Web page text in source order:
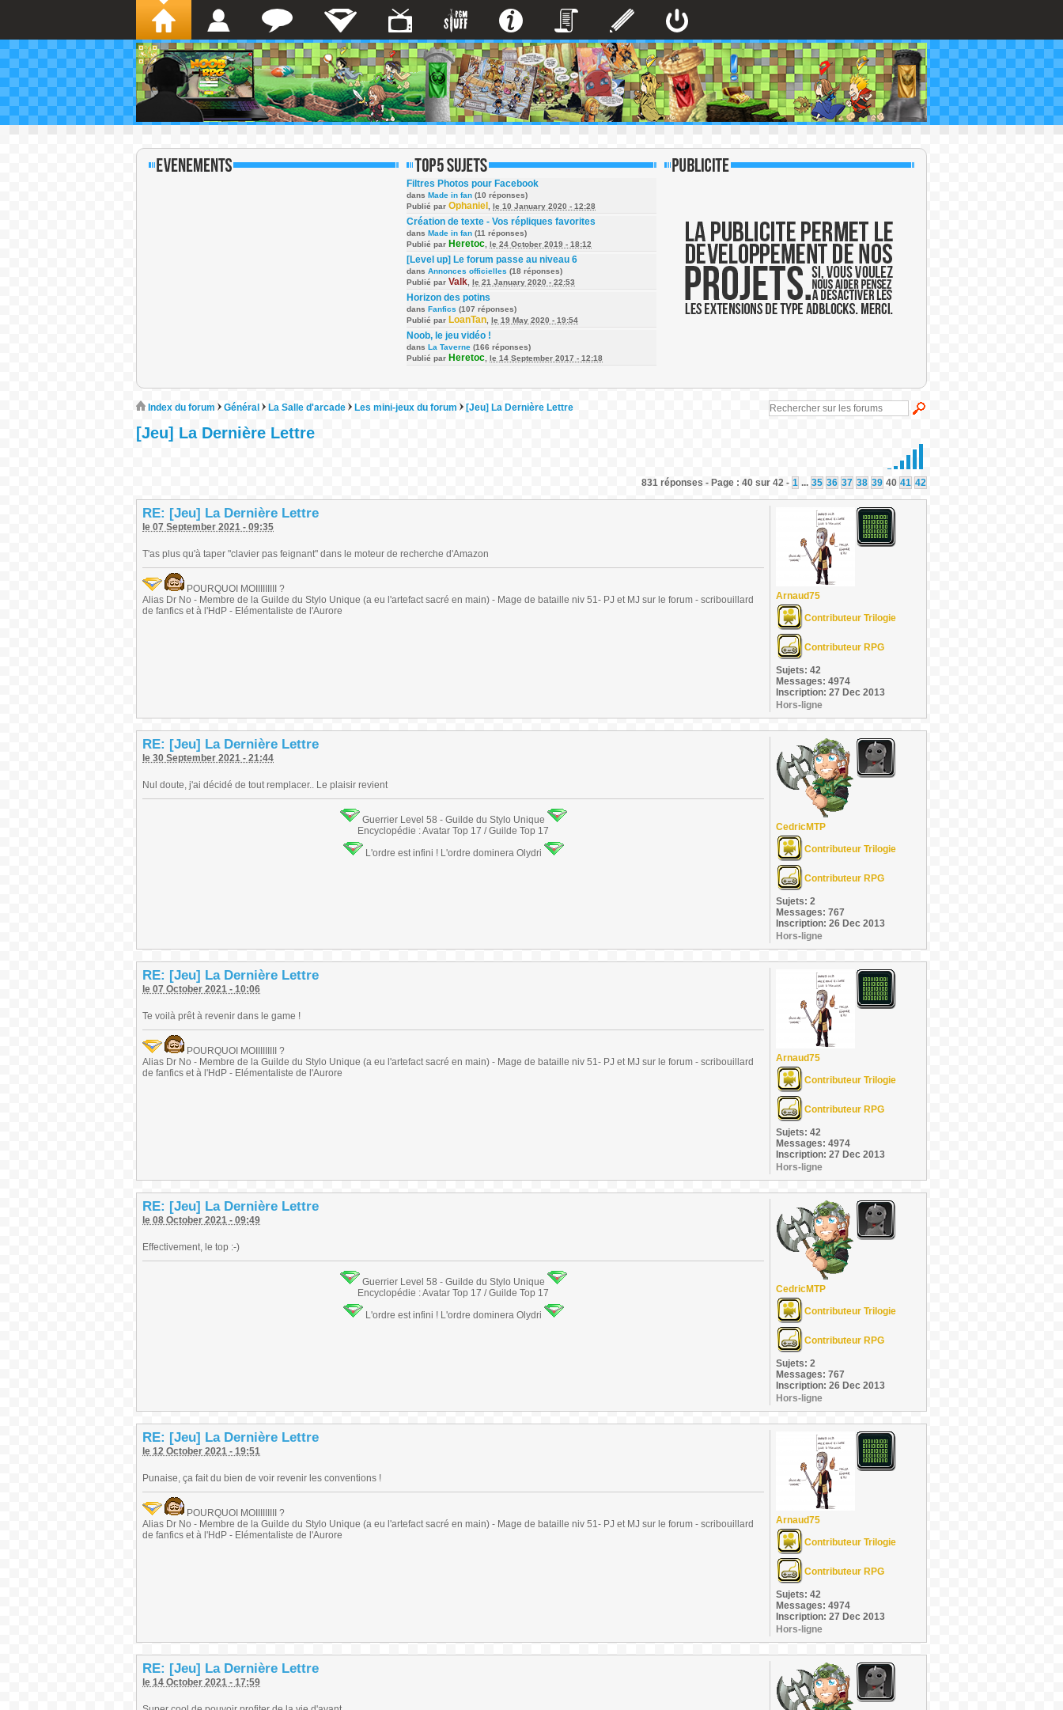
Filtres Photos pour Facebook
dans Made in fan (10 réponses)
Publié par Ophaniel le 10 January 2020 - 12:28
Création de texte - Vos répliques favorites
dans Made in fan (11 réponses)
Publié par Heretoc le 24 October 2019 - 18:12
[Level up] Le forum passe au niveau 6
dans Annonces officielles (18 réponses)
Publié par Valk le 21 January 2020 - 22:53
Horizon des potins
dans Fanfics (107 réponses)
Publié par LoanTan le 19 May 2020 - 19:54
Noob, le jeu vidéo !
dans La Taverne (166 réponses)
Publié par Heretoc le 14 September 2017 - 12:18
Index du forum Général La Salle d'arcade Les mini-jeux du forum [Jeu] La Dernière Lettre
[Jeu] La Dernière Lettre
831 réponses - Page : 40 sur 42 - 1 ... 35 36 37 38 39 40 41 42
RE: [Jeu] La Dernière Lettre
le 07 September 2021 - 09:35
T'as plus qu'à taper "clavier pas feignant" dans le moteur de recherche d'Amazon
POURQUOI MOIIIIIIIII ?
Alias Dr No - Membre de la Guilde du Stylo Unique (a eu l'artefact sacré en main) - Mage de bataille niv 51- PJ et MJ sur le forum - scribouillard
de fanfics et à l'HdP - Elémentaliste de l'Aurore
Arnaud75
Contributeur Trilogie
Contributeur RPG
Sujets: 42
Messages: 4974
Inscription: 27 Dec 2013
Hors-ligne
RE: [Jeu] La Dernière Lettre
le 30 September 2021 - 21:44
Nul doute, j'ai décidé de tout remplacer.. Le plaisir revient
Guerrier Level 58 - Guilde du Stylo Unique
Encyclopédie : Avatar Top 17 / Guilde Top 17
L'ordre est infini ! L'ordre dominera Olydri
CedricMTP
Contributeur Trilogie
Contributeur RPG
Sujets: 2
Messages: 767
Inscription: 26 Dec 2013
Hors-ligne
RE: [Jeu] La Dernière Lettre
le 07 October 2021 - 10:06
Te voilà prêt à revenir dans le game !
POURQUOI MOIIIIIIIII ?
Alias Dr No - Membre de la Guilde du Stylo Unique (a eu l'artefact sacré en main) - Mage de bataille niv 51- PJ et MJ sur le forum - scribouillard
de fanfics et à l'HdP - Elémentaliste de l'Aurore
Arnaud75
Contributeur Trilogie
Contributeur RPG
Sujets: 42
Messages: 4974
Inscription: 27 Dec 2013
Hors-ligne
RE: [Jeu] La Dernière Lettre
le 08 October 2021 - 09:49
Effectivement, le top :-)
Guerrier Level 58 - Guilde du Stylo Unique
Encyclopédie : Avatar Top 17 / Guilde Top 17
L'ordre est infini ! L'ordre dominera Olydri
CedricMTP
Contributeur Trilogie
Contributeur RPG
Sujets: 2
Messages: 767
Inscription: 26 Dec 2013
Hors-ligne
RE: [Jeu] La Dernière Lettre
le 12 October 2021 - 19:51
Punaise, ça fait du bien de voir revenir les conventions !
POURQUOI MOIIIIIIIII ?
Alias Dr No - Membre de la Guilde du Stylo Unique (a eu l'artefact sacré en main) - Mage de bataille niv 51- PJ et MJ sur le forum - scribouillard
de fanfics et à l'HdP - Elémentaliste de l'Aurore
Arnaud75
Contributeur Trilogie
Contributeur RPG
Sujets: 42
Messages: 4974
Inscription: 27 Dec 2013
Hors-ligne
RE: [Jeu] La Dernière Lettre
le 14 October 2021 - 17:59